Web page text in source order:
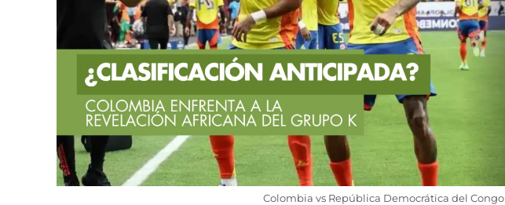
Colombia vs República Democrática del Congo